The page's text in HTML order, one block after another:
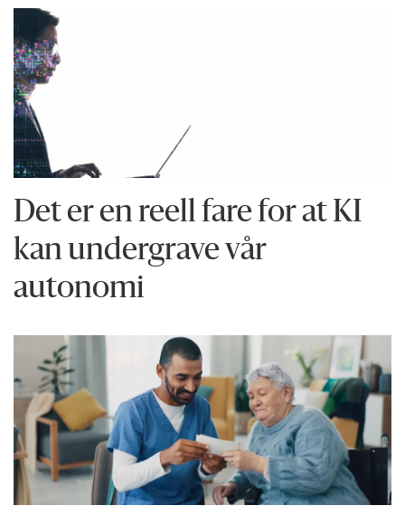
Det er en reell fare for at KI
kan undergrave vår
autonomi